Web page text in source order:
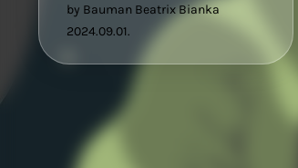
by Bauman Beatrix Bianka
2024.09.01.